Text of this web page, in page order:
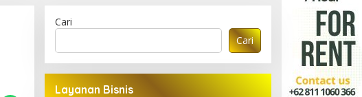
Cari
Cari
Layanan Bisnis